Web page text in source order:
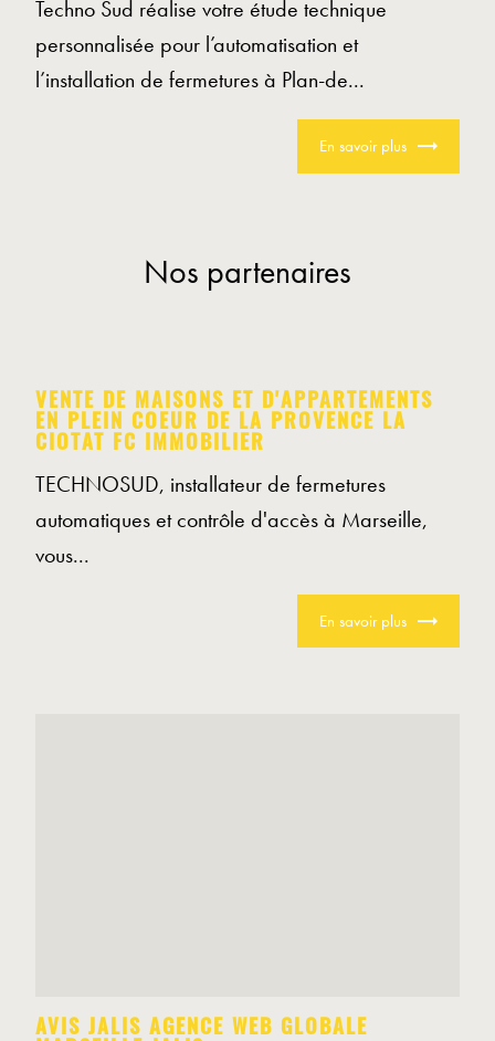
Techno Sud réalise votre étude technique
personnalisée pour l’automatisation et
l’installation de fermetures à Plan-de...
En savoir plus
Nos partenaires
VENTE DE MAISONS ET D'APPARTEMENTS
EN PLEIN COEUR DE LA PROVENCE LA
CIOTAT FC IMMOBILIER
TECHNOSUD, installateur de fermetures
automatiques et contrôle d'accès à Marseille,
vous...
En savoir plus
AVIS JALIS AGENCE WEB GLOBALE